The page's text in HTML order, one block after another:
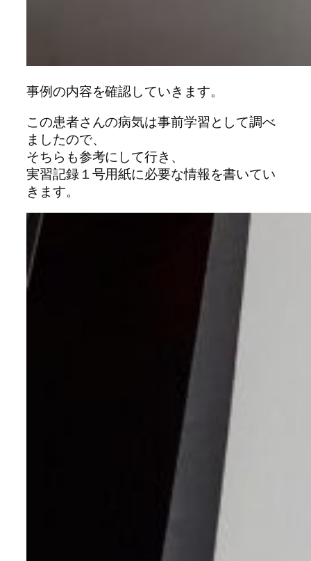
事例の内容を確認していきます。
この患者さんの病気は事前学習として調べ
ましたので、
そちらも参考にして行き、
実習記録１号用紙に必要な情報を書いてい
きます。